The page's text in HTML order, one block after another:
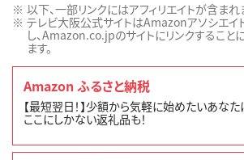
以下、一部リンクにはアフィリエイトが含まれ
テレビ大阪公式サイトはAmazonアソシエイ
し、Amazon.co.jpのサイトにリンクすること
ます。
Amazon ふるさと納税
【最短翌日！】少額から気軽に始めたいあなた
ここにしかない返礼品も！